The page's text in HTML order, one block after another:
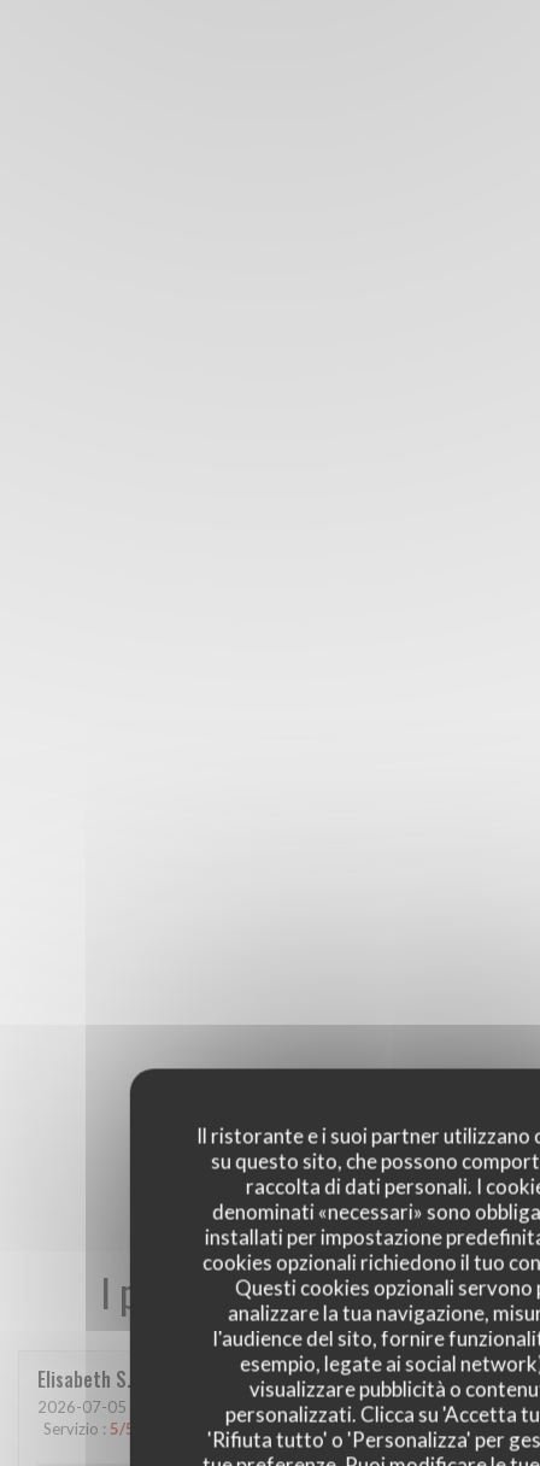
Il ristorante e i suoi partner utilizzano
su questo sito, che possono
raccolta di dati personali. I
denominati «necessari» sono
installati per impostazione
cookies opzionali richiedono il tuo
Questi cookies opzionali servono
analizzare la tua navigazione,
l'audience del sito, fornire
esempio, legate ai social
visualizzare pubblicità o
personalizzati. Clicca su 'Accetta
'Rifiuta tutto' o 'Personalizza' per
I pareri dei nostri clienti
Elisabeth S
2026-07-05 - 19:00 - Ospiti 2
Servizio : 5/5 Atmosfera:5/5 Cucina:5/5 Qualità / Prezzo:5/5